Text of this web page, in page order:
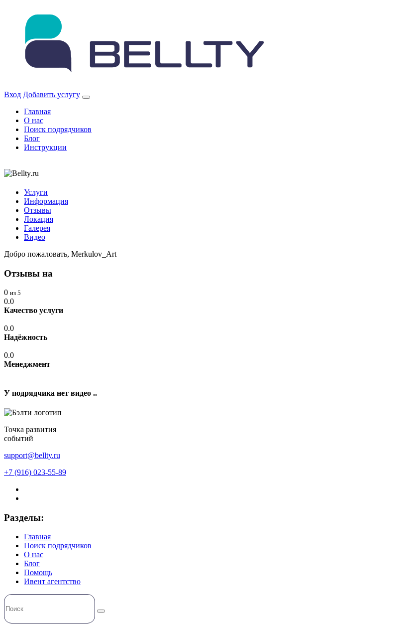
content
Вход Добавить услугу
Главная
О нас
Поиск подрядчиков
Блог
Инструкции
Услуги
Информация
Отзывы
Локация
Галерея
Видео
Добро пожаловать, Merkulov_Art
Отзывы на
0 из 5
0.0
Качество услуги
0.0
Надёжность
0.0
Менеджмент
У подрядчика нет видео ..
Точка развития
событий
support@bellty.ru
+7 (916) 023-55-89
Разделы:
Главная
Поиск подрядчиков
О нас
Блог
Помощь
Ивент агентство